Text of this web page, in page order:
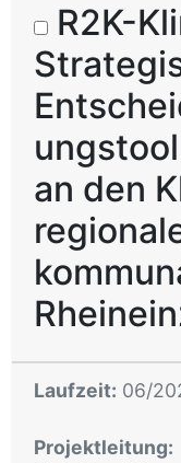
R2K-
an den
Laufzeit: 06/
Projektleitung: